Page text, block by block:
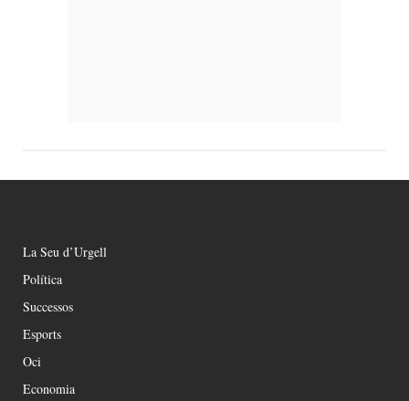
La Seu d’Urgell
Política
Successos
Esports
Oci
Economia